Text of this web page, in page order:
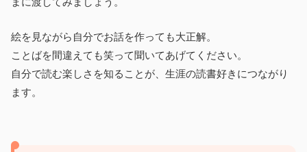
絵を見ながら自分でお話を作っても大正解。
ことばを間違えても笑って聞いてあげてください。
自分で読む楽しさを知ることが、生涯の読書好きにつながり
ます。